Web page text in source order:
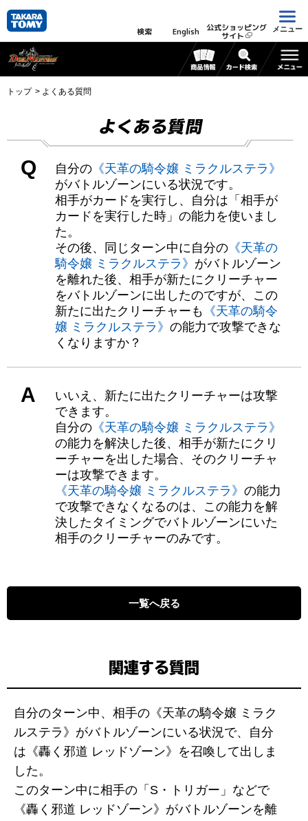
検索 English 公式ショッピング
サイト
メニュー
トップ よくある質問
よくある質問
Q 自分の 《天革の騎令嬢 ミラクルステラ》
がバトルゾーンにいる状況です。
相手がカードを実行し、自分は「相手が
カードを実行した時」の能力を使いまし
た。
その後、同じターン中に自分の 《天革の
騎令嬢 ミラクルステラ》 がバトルゾーン
を離れた後、相手が新たにクリーチャー
をバトルゾーンに出したのですが、この
新たに出たクリーチャーも 《天革の騎令
嬢 ミラクルステラ》 の能力で攻撃できな
くなりますか？
A
いいえ、新たに出たクリーチャーは攻撃
できます。
自分の 《天革の騎令嬢 ミラクルステラ》
の能力を解決した後、相手が新たにクリ
ーチャーを出した場合、そのクリーチャ
ーは攻撃できます。
《天革の騎令嬢 ミラクルステラ》 の能力
で攻撃できなくなるのは、この能力を解
決したタイミングでバトルゾーンにいた
相手のクリーチャーのみです。
一覧へ戻る
関連する質問
自分のターン中、相手の《天革の騎令嬢 ミラク
ルステラ》がバトルゾーンにいる状況で、自分
は《轟く邪道 レッドゾーン》を召喚して出しま
した。
このターン中に相手の「S・トリガー」などで
《轟く邪道 レッドゾーン》がバトルゾーンを離